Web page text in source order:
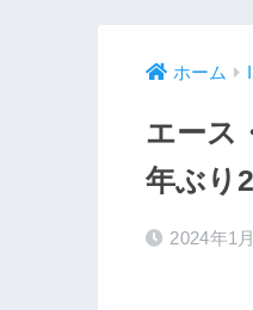
ホーム
エース
年ぶり
2024年1